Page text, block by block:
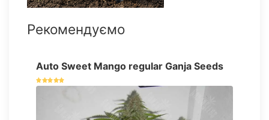
Рекомендуємо
Auto Sweet Mango regular Ganja Seeds